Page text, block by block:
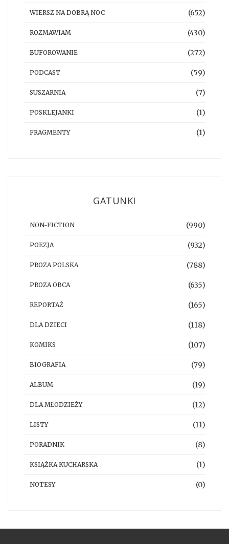
WIERSZ NA DOBRĄ NOC (652)
ROZMAWIAM (430)
BUFOROWANIE (272)
PODCAST (59)
SUSZARNIA (7)
POSKLEJANKI (1)
FRAGMENTY (1)
GATUNKI
NON-FICTION (990)
POEZJA (932)
PROZA POLSKA (788)
PROZA OBCA (635)
REPORTAŻ (165)
DLA DZIECI (118)
KOMIKS (107)
BIOGRAFIA (79)
ALBUM (19)
DLA MŁODZIEŻY (12)
LISTY (11)
PORADNIK (8)
KSIĄŻKA KUCHARSKA (1)
NOTESY (0)